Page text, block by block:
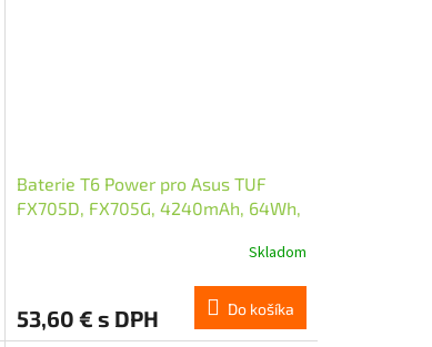
Baterie T6 Power pro Asus TUF
FX705D, FX705G, 4240mAh, 64Wh,
Skladom
53,60 € s DPH Do košíka